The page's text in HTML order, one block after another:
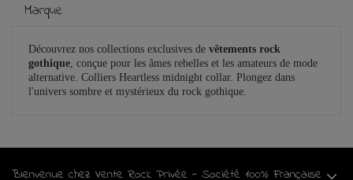
Marque
Découvrez nos collections exclusives de vêtements rock
gothique, conçue pour les âmes rebelles et les amateurs de mode
alternative. Colliers Heartless midnight collar. Plongez dans
l'univers sombre et mystérieux du rock gothique.
Bienvenue chez Vente Rock Privée - Société 100% Française